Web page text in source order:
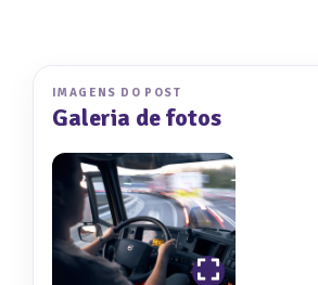
IMAGENS DO POST
Galeria de fotos